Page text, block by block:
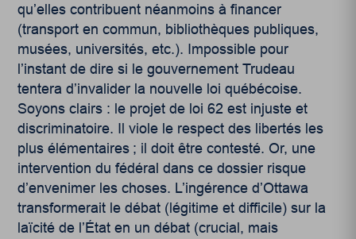
qu’elles contribuent néanmoins à financer
(transport en commun, bibliothèques publiques,
musées, universités, etc.). Impossible pour
l’instant de dire si le gouvernement Trudeau
tentera d’invalider la nouvelle loi québécoise.
Soyons clairs : le projet de loi 62 est injuste et
discriminatoire. Il viole le respect des libertés les
plus élémentaires ; il doit être contesté. Or, une
intervention du fédéral dans ce dossier risque
d’envenimer les choses. L’ingérence d’Ottawa
transformerait le débat (légitime et difficile) sur la
laïcité de l’État en un débat (crucial, mais